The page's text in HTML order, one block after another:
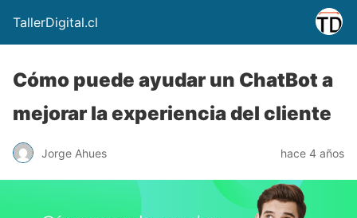
TallerDigital.cl
Cómo puede ayudar un ChatBot a
mejorar la experiencia del cliente
Jorge Ahues hace 4 años